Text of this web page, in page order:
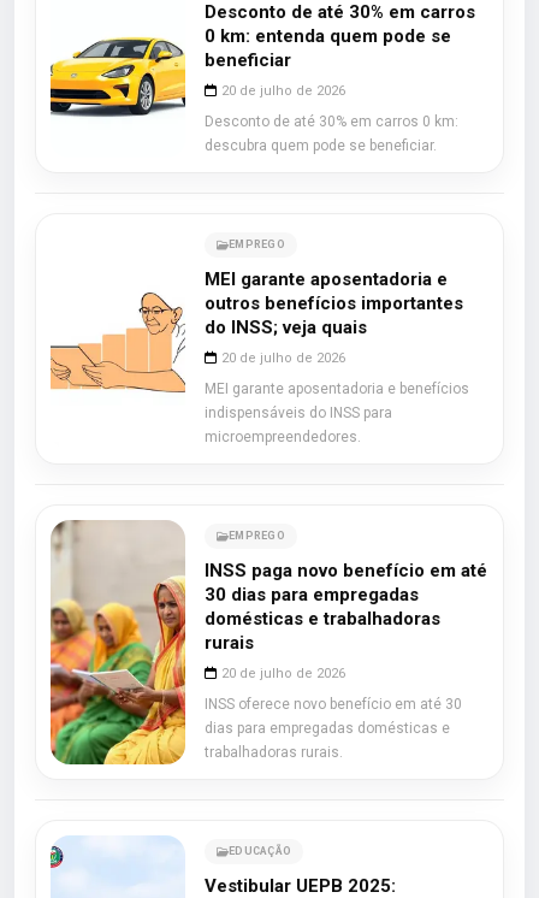
Desconto de até 30% em carros
0 km: entenda quem pode se
beneficiar
20 de julho de 2026
Desconto de até 30% em carros 0 km:
descubra quem pode se beneficiar.
EMPREGO
MEI garante aposentadoria e
outros benefícios importantes
do INSS; veja quais
20 de julho de 2026
MEI garante aposentadoria e benefícios
indispensáveis do INSS para
microempreendedores.
EMPREGO
INSS paga novo benefício em até
30 dias para empregadas
domésticas e trabalhadoras
rurais
20 de julho de 2026
INSS oferece novo benefício em até 30
dias para empregadas domésticas e
trabalhadoras rurais.
EDUCAÇÃO
Vestibular UEPB 2025: